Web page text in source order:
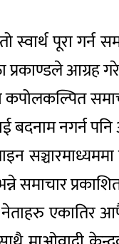
स्वार्थ पूरा
प्रकाण्डले आग्रह
बदनाम नगर्न
समाचार
नेताहरु